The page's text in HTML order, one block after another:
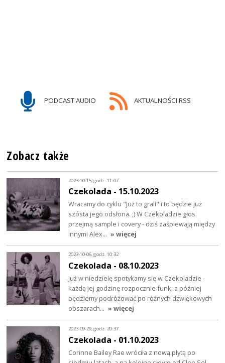
PODCAST AUDIO AKTUALNOŚCI RSS
Zobacz także
2023-10-15, godz. 11:07
Czekolada - 15.10.2023
Wracamy do cyklu "Już to grali" i to będzie już
szósta jego odsłona. ;) W Czekoladzie głos
przejmą sample i covery - dziś zaśpiewają między
innymi Alex… » więcej
2023-10-06, godz. 10:32
Czekolada - 08.10.2023
Już w niedzielę spotykamy się w Czekoladzie -
każdą jej godzinę rozpocznie funk, a później
będziemy podróżować po różnych dźwiękowych
obszarach… » więcej
2023-09-29, godz. 20:37
Czekolada - 01.10.2023
Corinne Bailey Rae wróciła z nową płytą po